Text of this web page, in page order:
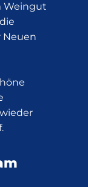
Weingut
Neuen